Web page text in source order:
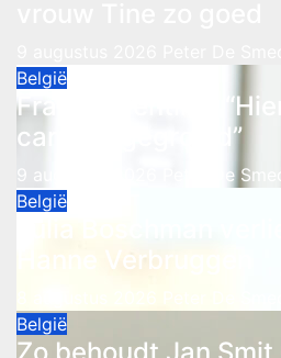
België
Frank Valentino:
carrière gegroeid”
9 augustus 2026
Peter De
België
Hanne Verbruggen
België